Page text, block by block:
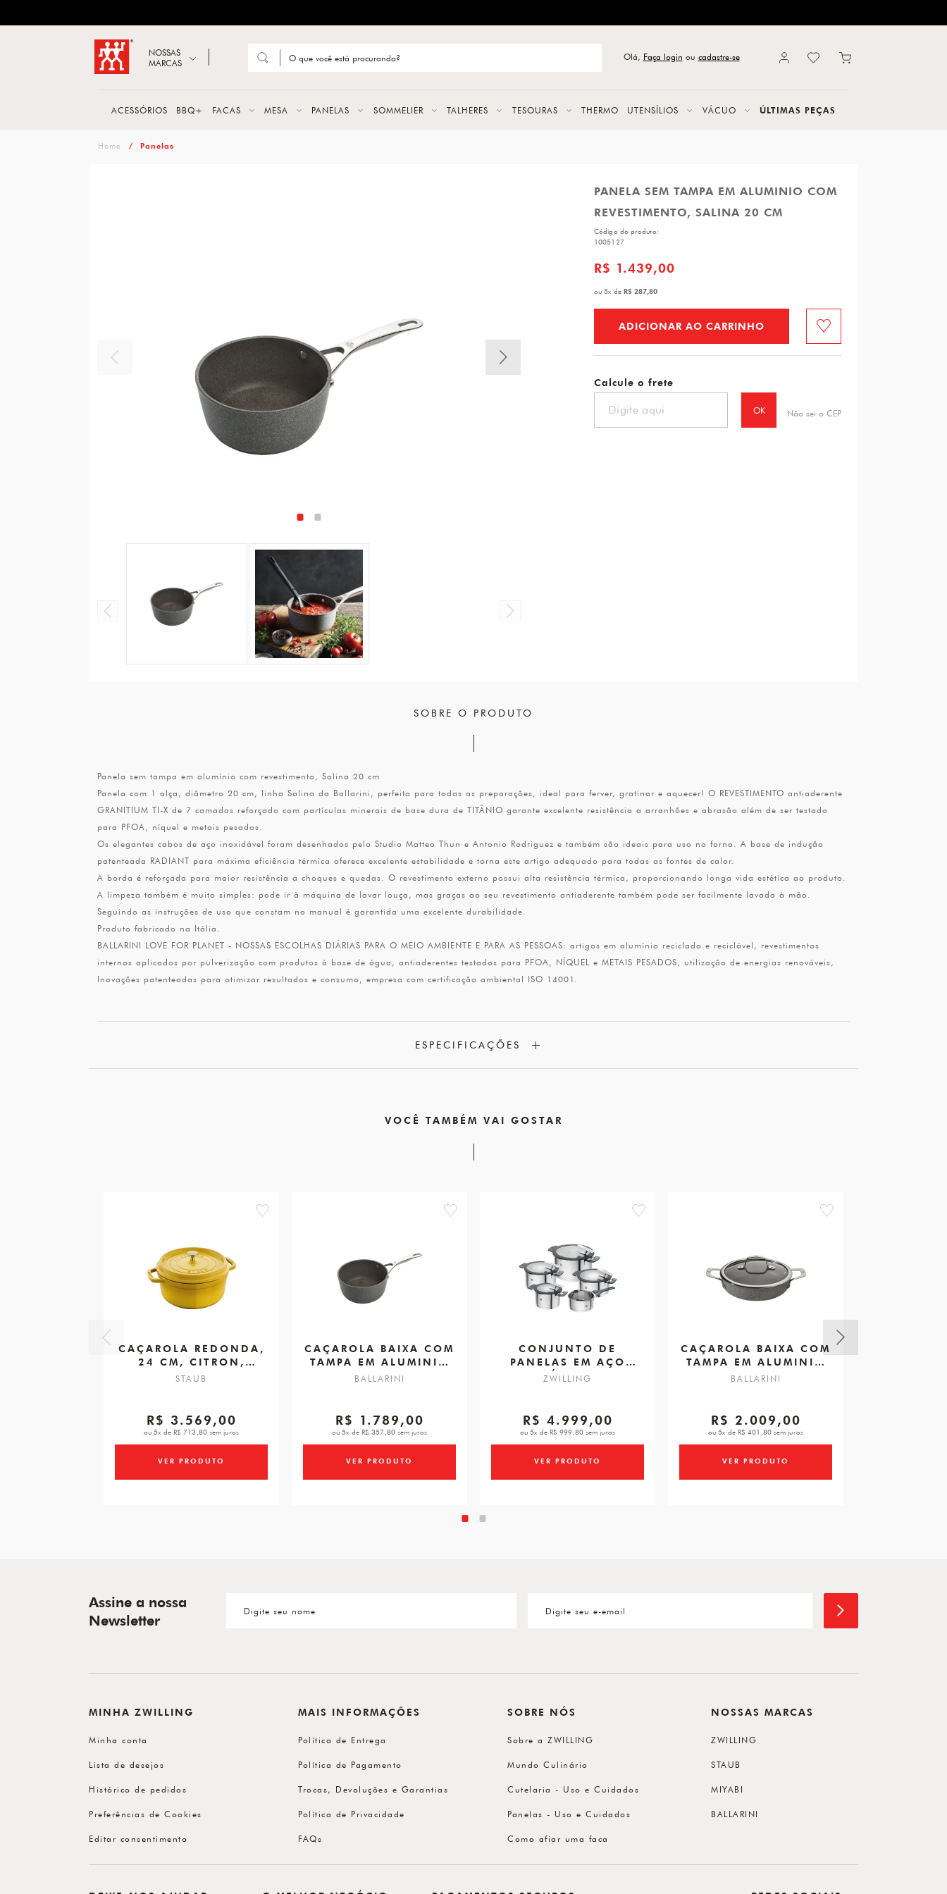
ZWILLING
NOSSAS
MARCAS
FACAS
Olá, Faça login ou cadastre-se
ACESSÓRIOS BBQ+ FACAS MESA PANELAS SOMMELIER TALHERES TESOURAS THERMO UTENSÍLIOS VÁCUO ÚLTIMAS PEÇAS
Panelas
PANELA SEM TAMPA EM ALUMINIO COM
REVESTIMENTO, SALINA 20 CM
Código do produto:
1005127
R$ 1.439,00
ou5x de R$ 287,80
ADICIONAR AO CARRINHO Favorito
Calcule o frete
OK Não sei o CEP
SOBRE O PRODUTO
Panela sem tampa em alumínio com revestimento, Salina 20 cm
Panela com 1 alça, diâmetro 20 cm, linha Salina da Ballarini, perfeita para todas as preparações, ideal para ferver, gratinar e aquecer! O REVESTIMENTO antiaderente
GRANITIUM TI-X de 7 camadas reforçado com partículas minerais de base dura de TITÂNIO garante excelente resistência a arranhões e abrasão além de ser testado
para PFOA, níquel e metais pesados.
Os elegantes cabos de aço inoxidável foram desenhados pelo Studio Matteo Thun e Antonio Rodriguez e também são ideais para uso no forno. A base de indução
patenteada RADIANT para máxima eficiência térmica oferece excelente estabilidade e torna este artigo adequado para todas as fontes de calor.
A borda é reforçada para maior resistência a choques e quedas. O revestimento externo possui alta resistência térmica, proporcionando longa vida estética ao produto.
A limpeza também é muito simples: pode ir à máquina de lavar louça, mas graças ao seu revestimento antiaderente também pode ser facilmente lavada à mão.
Seguindo as instruções de uso que constam no manual é garantida uma excelente durabilidade.
Produto fabricado na Itália.
BALLARINI LOVE FOR PLANET - NOSSAS ESCOLHAS DIÁRIAS PARA O MEIO AMBIENTE E PARA AS PESSOAS: artigos em alumínio reciclado e reciclável, revestimentos
internos aplicados por pulverização com produtos à base de água, antiaderentes testados para PFOA, NÍQUEL e METAIS PESADOS, utilização de energias renováveis,
Inovações patenteadas para otimizar resultados e consumo, empresa com certificação ambiental ISO 14001.
ESPECIFICAÇÕES
VOCÊ TAMBÉM VAI GOSTAR
favorite
CAÇAROLA REDONDA,
24 CM, CITRON,
FERRO FUNDIDO
STAUB
R$ 3.569,00
ou 5x de R$ 713,80 sem juros
VER PRODUTO
favorite
CAÇAROLA BAIXA COM
TAMPA EM ALUMINIO
COM REVESTIMENTO,
BALLARINI
R$ 1.789,00
ou 5x de R$ 357,80 sem juros
VER PRODUTO
favorite
CONJUNTO DE
PANELAS EM AÇO
INOXIDÁVEL, 5 PÇS,
ZWILLING
R$ 4.999,00
ou 5x de R$ 999,80 sem juros
VER PRODUTO
favorite
CAÇAROLA BAIXA COM
TAMPA EM ALUMINIO
COM REVESTIMENTO,
BALLARINI
R$ 2.009,00
ou 5x de R$ 401,80 sem juros
VER PRODUTO
Assine a nossa
Newsletter
MINHA ZWILLING
Minha conta
Lista de desejos
Histórico de pedidos
Preferências de Cookies
Editar consentimento
MAIS INFORMAÇÕES
Política de Entrega
Política de Pagamento
Trocas, Devoluções e Garantias
Política de Privacidade
FAQs
SOBRE NÓS
Sobre a ZWILLING
Mundo Culinário
Cutelaria - Uso e Cuidados
Panelas - Uso e Cuidados
Como afiar uma faca
NOSSAS MARCAS
ZWILLING
STAUB
MIYABI
BALLARINI